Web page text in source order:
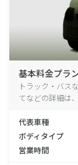
基本料金プラ
トラック・バス
てなどの詳細は
代表車種
ボディタイプ
営業時間